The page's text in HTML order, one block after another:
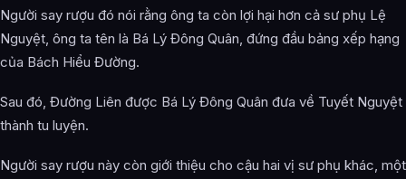
Người say rượu đó nói rằng ông ta còn lợi hại hơn cả sư phụ Lệ
Nguyệt, ông ta tên là Bá Lý Đông Quân, đứng đầu bảng xếp hạng
của Bách Hiểu Đường.
Sau đó, Đường Liên được Bá Lý Đông Quân đưa về Tuyết Nguyệt
thành tu luyện.
Người say rượu này còn giới thiệu cho cậu hai vị sư phụ khác, một